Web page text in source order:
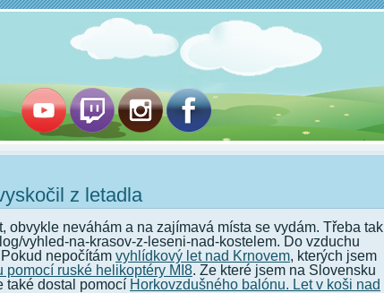
z letadla
obvykle neváhám a na zajímavá místa se vydám. Třeba tak
v­yhled-na-krasov-z-leseni-nad-kostelem. Do vzduchu
nepočítám vyhlídkový let nad Krnovem, kterých jsem
pomocí ruské helikoptéry MI8. Ze které jsem na Slovensku
také dostal pomocí Horkovzdušného balónu. Let v koši nad